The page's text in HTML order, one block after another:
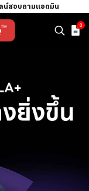
น์สอบถามแอดมิน
0